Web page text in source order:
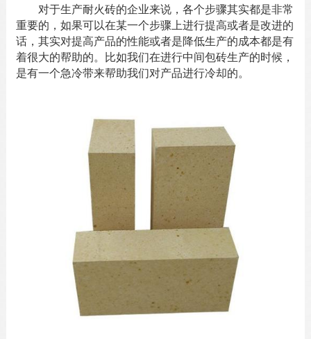
对于生产耐火砖的企业来说，各个步骤其实都是非常
重要的，如果可以在某一个步骤上进行提高或者是改进的
话，其实对提高产品的性能或者是降低生产的成本都是有
着很大的帮助的。比如我们在进行中间包砖生产的时候，
是有一个急冷带来帮助我们对产品进行冷却的。